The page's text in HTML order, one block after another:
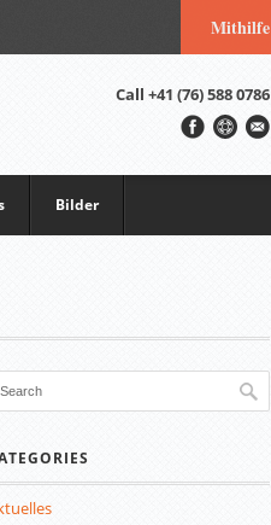
Mithilfe
Call +41 (76) 588 0786
Bilder